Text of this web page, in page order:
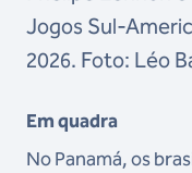
Jogos Sul-
2026. Foto: Léo
Em quadra
No Panamá, os